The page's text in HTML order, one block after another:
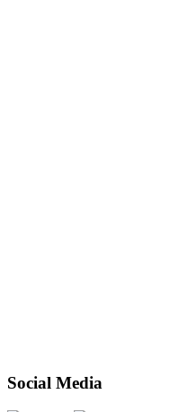
Social Media